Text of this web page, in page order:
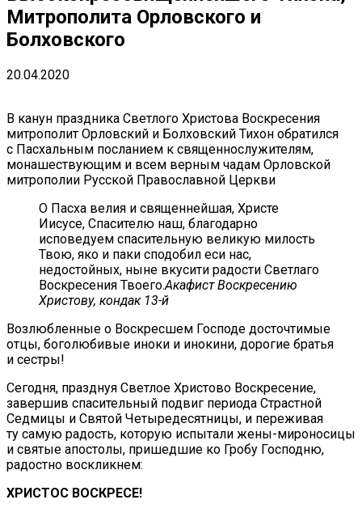
Митрополита Орловского и
Болховского
20.04.2020
В канун праздника Светлого Христова Воскресения
митрополит Орловский и Болховский Тихон обратился
с Пасхальным посланием к священнослужителям,
монашествующим и всем верным чадам Орловской
митрополии Русской Православной Церкви
О Пасха велия и священнейшая, Христе
Иисусе, Спасителю наш, благодарно
исповедуем спасительную великую милость
Твою, яко и паки сподобил еси нас,
недостойных, ныне вкусити радости Светлаго
Воскресения Твоего.Акафист Воскресению
Христову, кондак 13-й
Возлюбленные о Воскресшем Господе досточтимые
отцы, боголюбивые иноки и инокини, дорогие братья
и сестры!
Сегодня, празднуя Светлое Христово Воскресение,
завершив спасительный подвиг периода Страстной
Седмицы и Святой Четыредесятницы, и переживая
ту самую радость, которую испытали жены-мироносицы
и святые апостолы, пришедшие ко Гробу Господню,
радостно воскликнем:
ХРИСТОС ВОСКРЕСЕ!